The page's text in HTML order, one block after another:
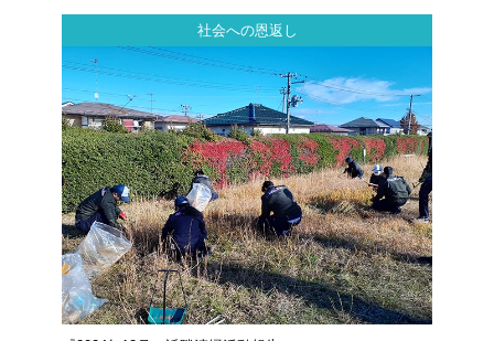
社会への恩返し